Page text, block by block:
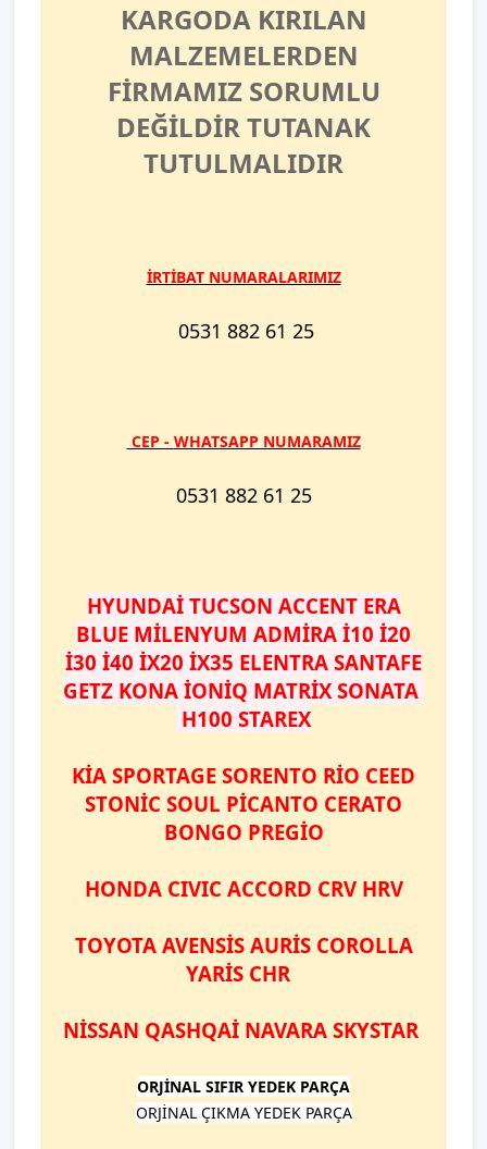
KARGODA KIRILAN
MALZEMELERDEN
FİRMAMIZ SORUMLU
DEĞİLDİR TUTANAK
TUTULMALIDIR
İRTİBAT NUMARALARIMIZ
0531 882 61 25
​ CEP - WHATSAPP NUMARAMIZ
0531 882 61 25
HYUNDAİ TUCSON ACCENT ERA
BLUE MİLENYUM ADMİRA İ10 İ20
İ30 İ40 İX20 İX35 ELENTRA SANTAFE
GETZ KONA İONİQ MATRİX SONATA
H100 STAREX
KİA SPORTAGE SORENTO RİO CEED
STONİC SOUL PİCANTO CERATO
BONGO PREGİO
HONDA CIVIC ACCORD CRV HRV
TOYOTA AVENSİS AURİS COROLLA
YARİS CHR
NİSSAN QASHQAİ NAVARA SKYSTAR
ORJİNAL SIFIR YEDEK PARÇA
ORJİNAL ÇIKMA YEDEK PARÇA